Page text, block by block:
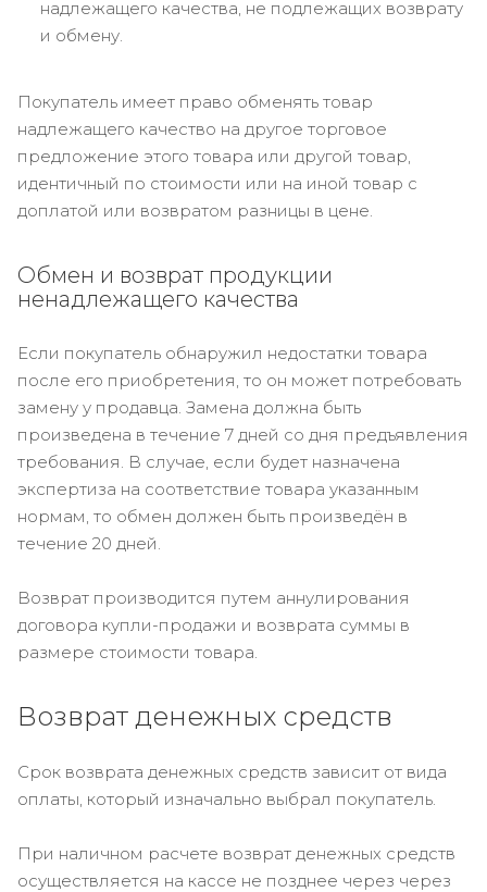
надлежащего качества, не подлежащих возврату
и обмену.
Покупатель имеет право обменять товар
надлежащего качество на другое торговое
предложение этого товара или другой товар,
идентичный по стоимости или на иной товар с
доплатой или возвратом разницы в цене.
Обмен и возврат продукции
ненадлежащего качества
Если покупатель обнаружил недостатки товара
после его приобретения, то он может потребовать
замену у продавца. Замена должна быть
произведена в течение 7 дней со дня предъявления
требования. В случае, если будет назначена
экспертиза на соответствие товара указанным
нормам, то обмен должен быть произведён в
течение 20 дней.
Возврат производится путем аннулирования
договора купли-продажи и возврата суммы в
размере стоимости товара.
Возврат денежных средств
Срок возврата денежных средств зависит от вида
оплаты, который изначально выбрал покупатель.
При наличном расчете возврат денежных средств
осуществляется на кассе не позднее через через